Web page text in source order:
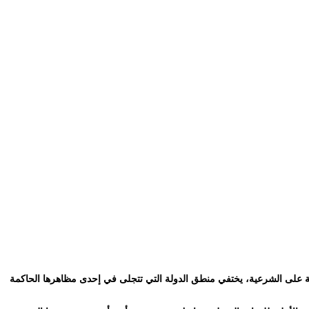
على الشرعية، يختفي منطق الدولة التي تتجلى في إحدى مظاهرها الحاكمة